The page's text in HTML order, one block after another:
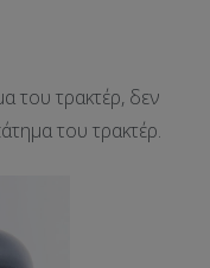
του τρακτέρ, δεν
του τρακτέρ.